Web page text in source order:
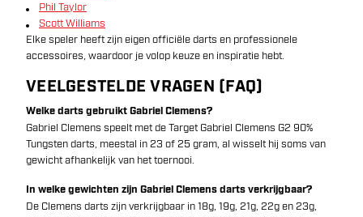
Phil Taylor
Scott Williams
Elke speler heeft zijn eigen officiële darts en professionele
accessoires, waardoor je volop keuze en inspiratie hebt.
VEELGESTELDE VRAGEN (FAQ)
Welke darts gebruikt Gabriel Clemens?
Gabriel Clemens speelt met de Target Gabriel Clemens G2 90%
Tungsten darts, meestal in 23 of 25 gram, al wisselt hij soms van
gewicht afhankelijk van het toernooi.
In welke gewichten zijn Gabriel Clemens darts verkrijgbaar?
De Clemens darts zijn verkrijgbaar in 18g, 19g, 21g, 22g en 23g,